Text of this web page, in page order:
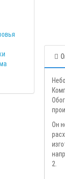
Он
2.